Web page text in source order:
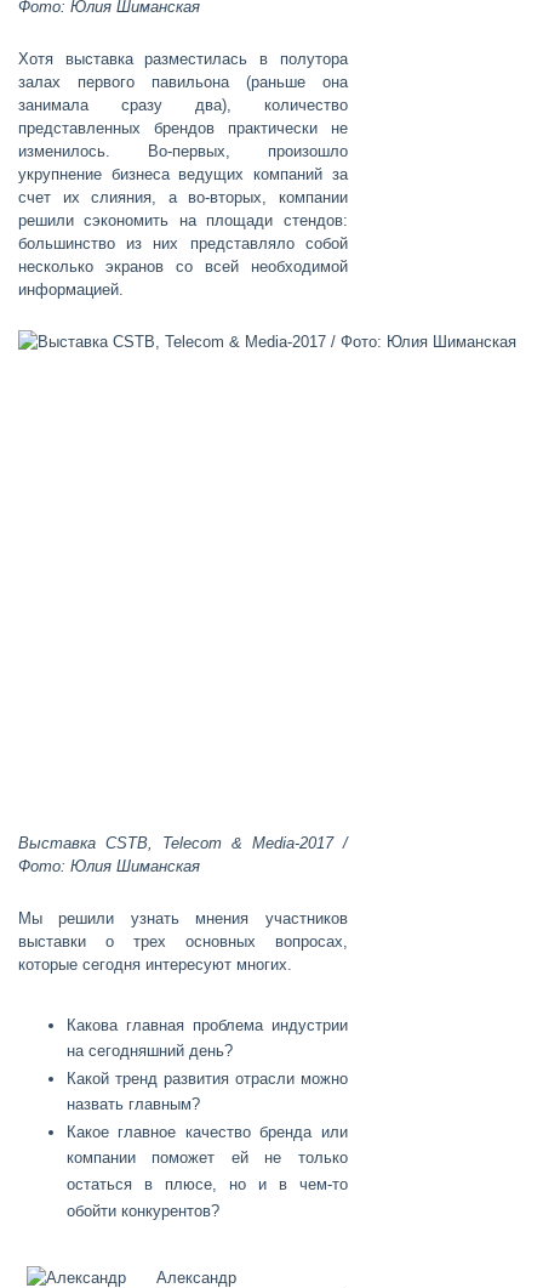
Фото: Юлия Шиманская
Хотя выставка разместилась в полутора
залах первого павильона (раньше она
занимала сразу два), количество
представленных брендов практически не
изменилось. Во-первых, произошло
укрупнение бизнеса ведущих компаний за
счет их слияния, а во-вторых, компании
решили сэкономить на площади стендов:
большинство из них представляло собой
несколько экранов со всей необходимой
информацией.
Выставка CSTB, Telecom & Media-2017 /
Фото: Юлия Шиманская
Мы решили узнать мнения участников
выставки о трех основных вопросах,
которые сегодня интересуют многих.
Какова главная проблема индустрии
на сегодняшний день?
Какой тренд развития отрасли можно
назвать главным?
Какое главное качество бренда или
компании поможет ей не только
остаться в плюсе, но и в чем-то
обойти конкурентов?
Александр